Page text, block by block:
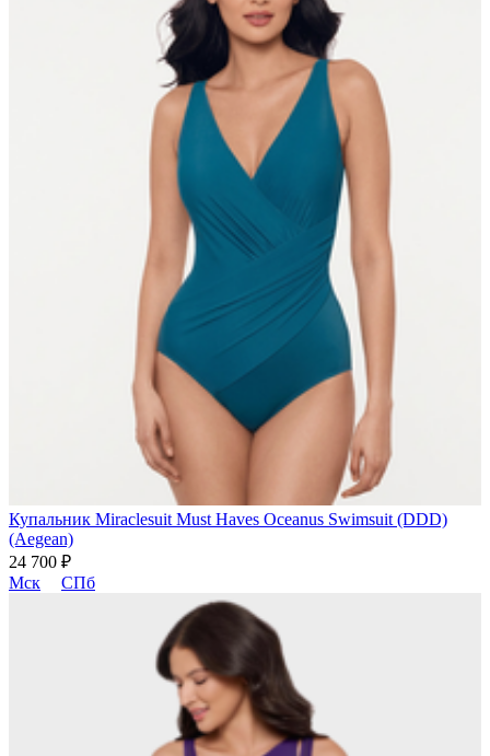
Купальник Miraclesuit Must Haves Oceanus Swimsuit (DDD)
(Aegean)
24 700 ₽
Мск
СПб